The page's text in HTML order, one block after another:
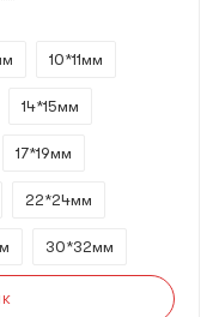
10*11мм
14*15мм
17*19мм
22*24мм
30*32мм